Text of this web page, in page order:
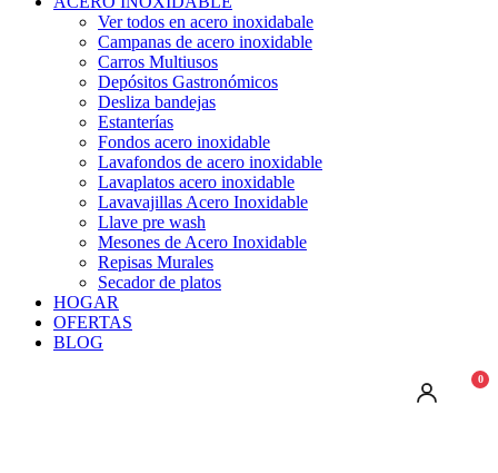
Ver todos en acero inoxidabale
Campanas de acero inoxidable
Carros Multiusos
Depósitos Gastronómicos
Desliza bandejas
Estanterías
Fondos acero inoxidable
Lavafondos de acero inoxidable
Lavaplatos acero inoxidable
Lavavajillas Acero Inoxidable
Llave pre wash
Mesones de Acero Inoxidable
Repisas Murales
Secador de platos
HOGAR
OFERTAS
BLOG
0